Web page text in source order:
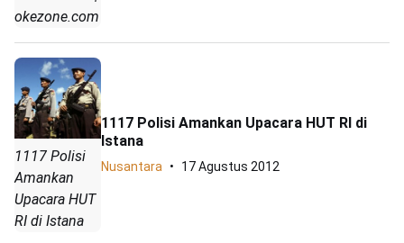
okezone.com
1117 Polisi
Amankan
Upacara HUT
RI di Istana
1117 Polisi Amankan Upacara HUT RI di
Istana
Nusantara 17 Agustus 2012